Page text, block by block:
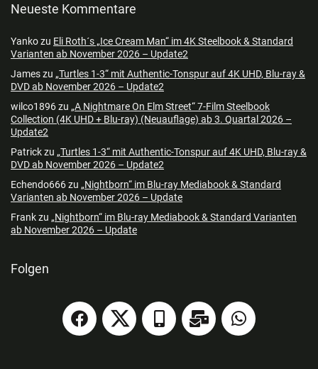
Neueste Kommentare
Yankozu Eli Roth´s „Ice Cream Man“ im 4K Steelbook & Standard
Varianten ab November 2026 – Update2
Jameszu „Turtles 1-3“ mit Authentic-Tonspur auf 4K UHD, Blu-ray &
DVD ab November 2026 – Update2
wilco1896zu „A Nightmare On Elm Street“ 7-Film Steelbook
Collection (4K UHD + Blu-ray) (Neuauflage) ab 3. Quartal 2026 –
Update2
Patrickzu „Turtles 1-3“ mit Authentic-Tonspur auf 4K UHD, Blu-ray &
DVD ab November 2026 – Update2
Echendo666zu „Nightborn“ im Blu-ray Mediabook & Standard
Varianten ab November 2026 – Update
Frankzu „Nightborn“ im Blu-ray Mediabook & Standard Varianten
ab November 2026 – Update
Folgen